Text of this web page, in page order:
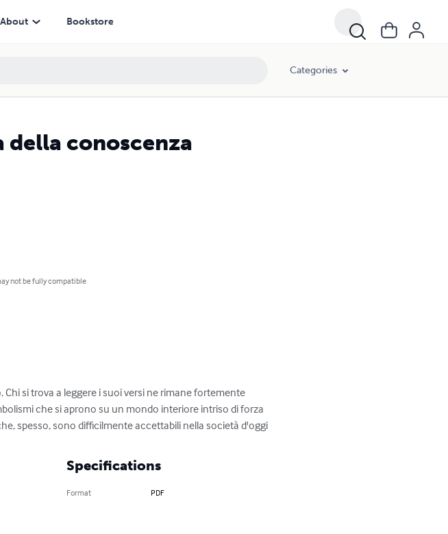
About Bookstore
Categories
della conoscenza
not be fully compatible
Chi si trova a leggere i suoi versi ne rimane fortemente
che si aprono su un mondo interiore intriso di forza
spesso, sono difficilmente accettabili nella società d'oggi
Specifications
Format PDF